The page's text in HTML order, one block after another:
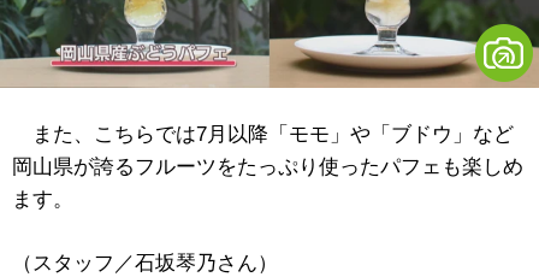
また、こちらでは7月以降「モモ」や「ブドウ」など
岡山県が誇るフルーツをたっぷり使ったパフェも楽しめ
ます。
（スタッフ／石坂琴乃さん）